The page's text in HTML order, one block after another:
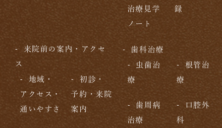
治療見学
ノート
録
来院前の案内・アクセ
ス
地域・
アクセス・
通いやすさ
初診・
予約・来院
案内
歯科治療
虫歯治
療
根管治
療
歯周病
治療
口腔外
科